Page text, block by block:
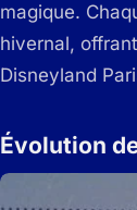
magique.
hivernal,
Disneyland
Évolution